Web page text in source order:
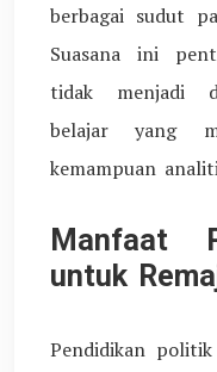
berbagai sudut
Suasana ini
tidak menjadi
belajar yang
kemampuan
Manfaat
untuk
Pendidikan